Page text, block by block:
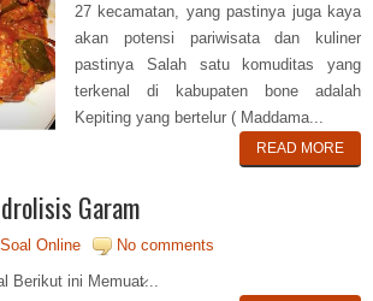
27 kecamatan, yang pastinya juga kaya
akan potensi pariwisata dan kuliner
pastinya Salah satu komuditas yang
terkenal di kabupaten bone adalah
Kepiting yang bertelur ( Maddama...
READ MORE
Garam
Soal Online
No comments
Berikut ini Memuat̷...